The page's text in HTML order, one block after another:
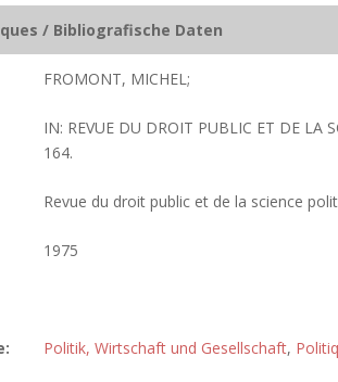
/ Bibliografische Daten
FROMONT, MICHEL;
IN: REVUE DU DROIT PUBLIC ET DE LA
164.
Revue du droit public et de la science
1975
Politik, Wirtschaft und Gesellschaft,